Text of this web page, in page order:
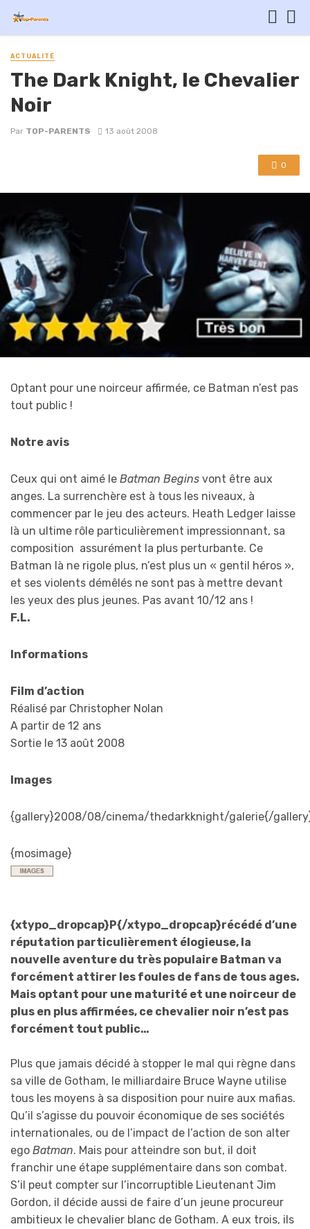
ACTUALITÉ
The Dark Knight, le Chevalier
Noir
Par TOP-PARENTS 13 août 2008
0
Optant pour une noirceur affirmée, ce Batman n’est pas
tout public !
Notre avis
Ceux qui ont aimé le Batman Begins vont être aux
anges. La surrenchère est à tous les niveaux, à
commencer par le jeu des acteurs. Heath Ledger laisse
là un ultime rôle particulièrement impressionnant, sa
composition assurément la plus perturbante. Ce
Batman là ne rigole plus, n’est plus un « gentil héros »,
et ses violents démêlés ne sont pas à mettre devant
les yeux des plus jeunes. Pas avant 10/12 ans !
F.L.
Informations
Film d’action
Réalisé par Christopher Nolan
A partir de 12 ans
Sortie le 13 août 2008
Images
{gallery}2008/08/cinema/thedarkknight/galerie{/
{mosimage}
{xtypo_dropcap}P{/xtypo_dropcap}récédé d’une
réputation particulièrement élogieuse, la
nouvelle aventure du très populaire Batman va
forcément attirer les foules de fans de tous ages.
Mais optant pour une maturité et une noirceur de
plus en plus affirmées, ce chevalier noir n’est pas
forcément tout public…
Plus que jamais décidé à stopper le mal qui règne dans
sa ville de Gotham, le milliardaire Bruce Wayne utilise
tous les moyens à sa disposition pour nuire aux mafias.
Qu’il s’agisse du pouvoir économique de ses sociétés
internationales, ou de l’impact de l’action de son alter
ego Batman. Mais pour atteindre son but, il doit
franchir une étape supplémentaire dans son combat.
S’il peut compter sur l’incorruptible Lieutenant Jim
Gordon, il décide aussi de faire d’un jeune procureur
ambitieux le chevalier blanc de Gotham. A eux trois, ils